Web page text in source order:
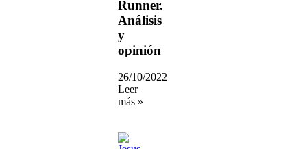
Runner.
Análisis
y
opinión
26/10/2022
Leer
más »